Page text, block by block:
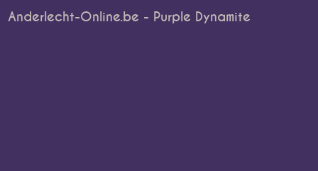
Anderlecht-Online.be - Purple Dynamite